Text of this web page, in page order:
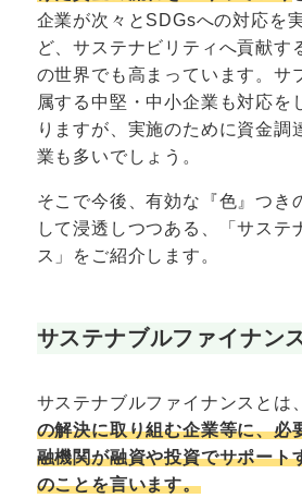
企業が次々とSDGsへの対応を
ど、サステナビリティへ貢献す
の世界でも高まっています。サ
属する中堅・中小企業も対応を
りますが、実施のために資金調
業も多いでしょう。
そこで今後、有効な『色』つき
して浸透しつつある、「サステ
ス」をご紹介します。
サステナブルファイナン
サステナブルファイナンスとは、
の解決に取り組む企業等に、必
融機関が融資や投資でサポート
のことを言います。